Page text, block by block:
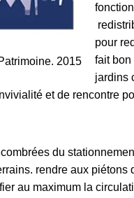
2015
pour
fait bon
jardins
et de rencontre
du
rendre aux
au maximum la